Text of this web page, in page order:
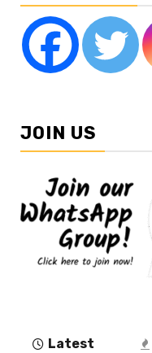
JOIN US
Latest